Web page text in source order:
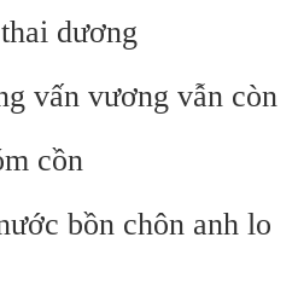
dương
vấn vương vẫn còn
cồn
bồn chôn anh lo